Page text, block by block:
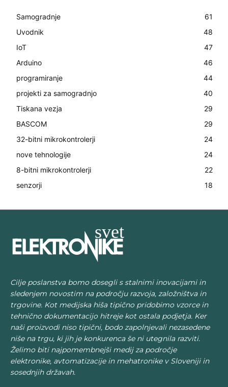
Samogradnje
61
Uvodnik
48
IoT
47
Arduino
46
programiranje
44
projekti za samogradnjo
40
Tiskana vezja
29
BASCOM
29
32-bitni mikrokontrolerji
24
nove tehnologije
24
8-bitni mikrokontrolerji
22
senzorji
18
Cilje poslanstva bomo dosegli s stalnimi inovacijami in
sledenjem novostim na področju razvoja, založništva in
trgovine. Kot medijska hiša tipično pridobimo vzorce in
tehnično dokumentacijo hitreje kot ostala podjetja. Ker
naši proizvodi niso tipični, bodo zapolnjevali nezasedene
niše na trgu, ki jih je konkurenca še ni utegnila razviti.
Želimo biti najpomembnejši medij za področje
elektronike, avtomatizacije in mehatronike v Sloveniji in
sosednjih državah.